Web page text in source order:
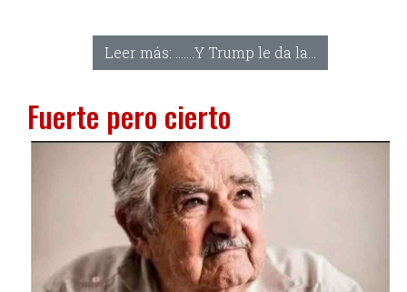
Leer más: .......Y Trump le da la...
Fuerte pero cierto